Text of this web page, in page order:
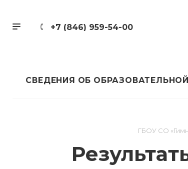
+7 (846) 959-54-00
СВЕДЕНИЯ ОБ
ГБОУ СО